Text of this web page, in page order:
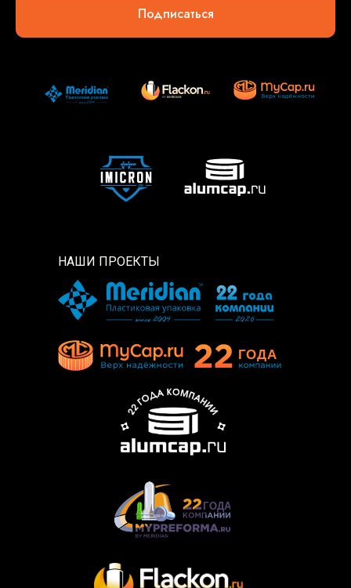
Подписаться
НАШИ ПРОЕКТЫ